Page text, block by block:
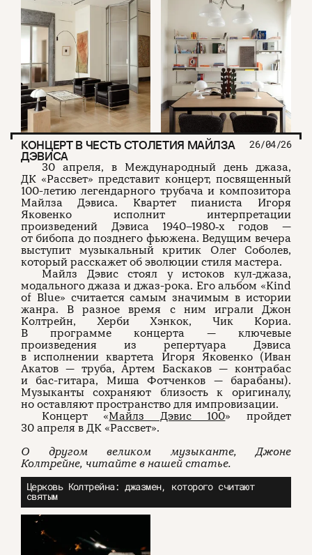
КОНЦЕРТ В ЧЕСТЬ СТОЛЕТИЯ МАЙЛЗА
ДЭВИСА
26/04/26
30 апреля, в Международный день джаза,
ДК «Рассвет» представит концерт, посвященный
100-летию легендарного трубача и композитора
Майлза Дэвиса. Квартет пианиста Игоря
Яковенко исполнит интерпретации
произведений Дэвиса 1940–1980‑х годов —
от бибопа до позднего фьюжена. Ведущим вечера
выступит музыкальный критик Олег Соболев,
который расскажет об эволюции стиля мастера.
Майлз Дэвис стоял у истоков кул-джаза,
модального джаза и джаз-рока. Его альбом «Kind
of Blue» считается самым значимым в истории
жанра. В разное время с ним играли Джон
Колтрейн, Херби Хэнкок, Чик Кориа.
В программе концерта — ключевые
произведения из репертуара Дэвиса
в исполнении квартета Игоря Яковенко (Иван
Акатов — труба, Артем Баскаков — контрабас
и бас-гитара, Миша Фотченков — барабаны).
Музыканты сохраняют близость к оригиналу,
но оставляют пространство для импровизации.
Концерт «Майлз Дэвис 100» пройдет
30 апреля в ДК «Рассвет».
О другом великом музыканте, Джоне
Колтрейне, читайте в нашей статье.
Церковь Колтрейна: джазмен, которого считают
святым